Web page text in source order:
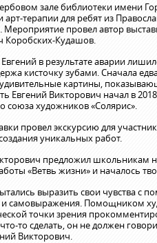
зале библиотеки имени
арт-терапии для ребят из
Мероприятие провел автор
Коробских-Кудашов.
Евгений в результате аварии
кисточку зубами. Сначала
картины,
Евгений Викторович начал в
союза художников «Солярис».
провел экскурсию для
уникальных работ.
предложил школьникам
«Ветвь жизни» и началось
выразить свои чувства с
и самовыражения. Помощником
точки зрения
то сделать, он не должен
Викторович.